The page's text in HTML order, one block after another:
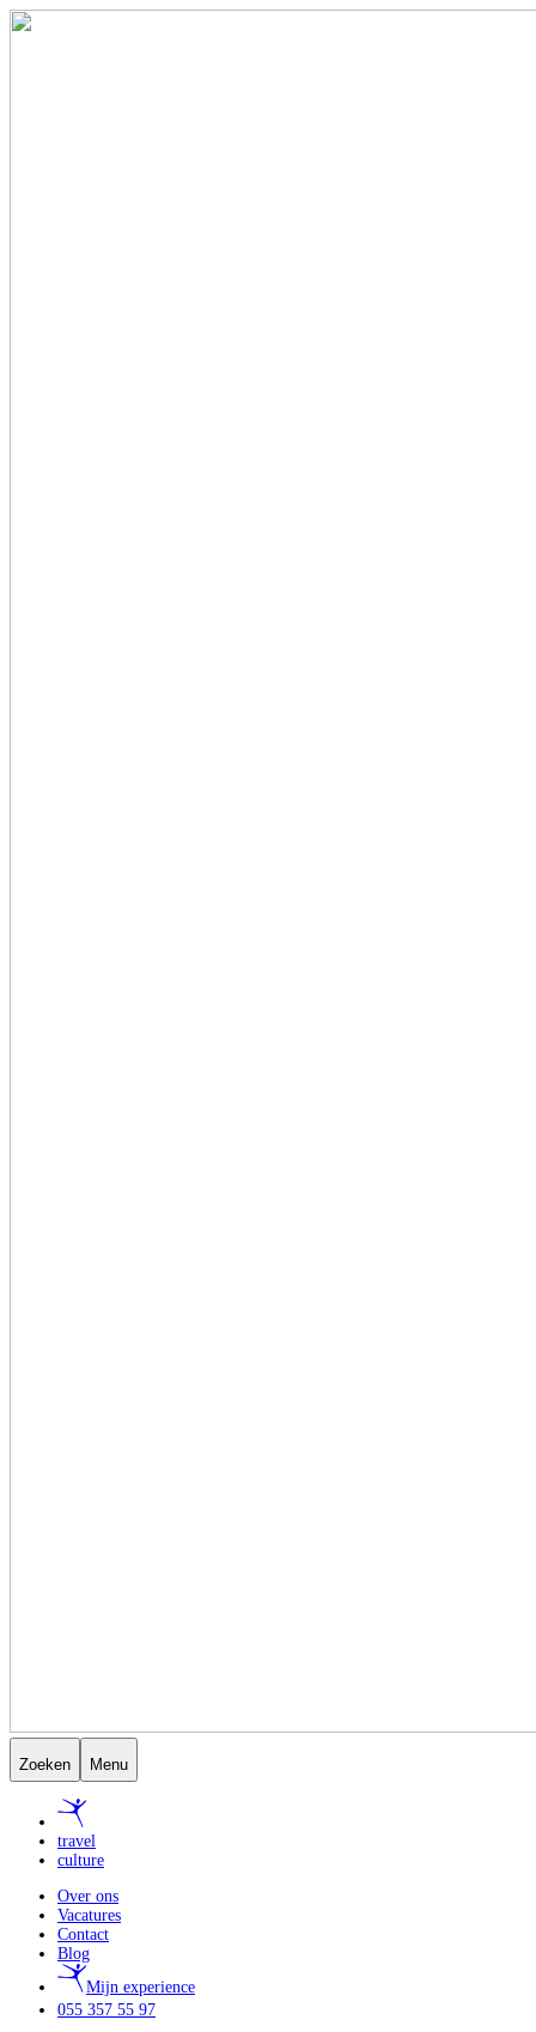
Zoeken Menu
travel
culture
Over ons
Vacatures
Contact
Blog
Mijn experience
055 357 55 97